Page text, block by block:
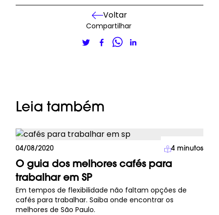
Voltar
Compartilhar
Leia também
Carreira
04/08/2020 4 minutos
O guia dos melhores cafés para
trabalhar em SP
Em tempos de flexibilidade não faltam opções de
cafés para trabalhar. Saiba onde encontrar os
melhores de São Paulo.